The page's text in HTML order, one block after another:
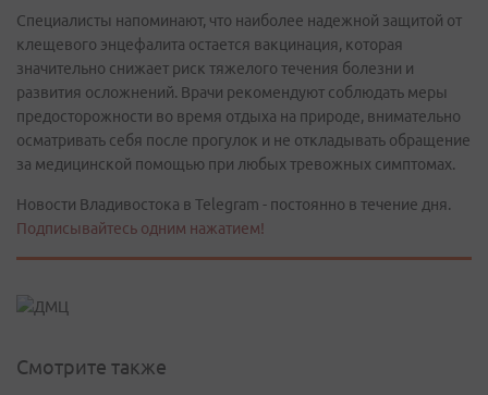
Специалисты напоминают, что наиболее надежной защитой от
клещевого энцефалита остается вакцинация, которая
значительно снижает риск тяжелого течения болезни и
развития осложнений. Врачи рекомендуют соблюдать меры
предосторожности во время отдыха на природе, внимательно
осматривать себя после прогулок и не откладывать обращение
за медицинской помощью при любых тревожных симптомах.
Новости Владивостока в Telegram - постоянно в течение дня.
Подписывайтесь одним нажатием!
Смотрите также